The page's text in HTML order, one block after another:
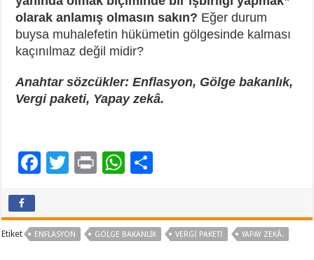
olarak anlamış olmasın sakın? Eğer durum
buysa muhalefetin hükümetin gölgesinde kalması
kaçınılmaz değil midir?
Anahtar sözcükler: Enflasyon, Gölge bakanlık,
Vergi paketi, Yapay zekâ.
F
b
T
er
Pr W
sA aş
Etiket ENFLASYON GÖLGE BAKANLIK VERGI PAKETI YAPAY ZEKÂ.